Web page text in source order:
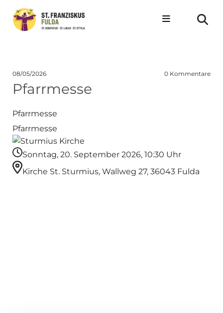
08/05/2026 0 Kommentare
Pfarrmesse
Pfarrmesse
Pfarrmesse
Sonntag, 20. September 2026, 10:30 Uhr
Kirche St. Sturmius, Wallweg 27, 36043 Fulda